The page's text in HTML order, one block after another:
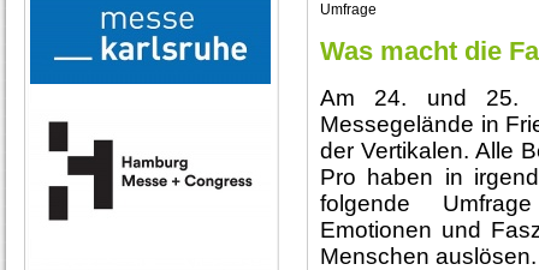
Umfrage
Was macht die
Am 24. und 25.
Messegelände in
der Vertikalen. Alle
Pro haben in
folgende
Emotionen und
Menschen